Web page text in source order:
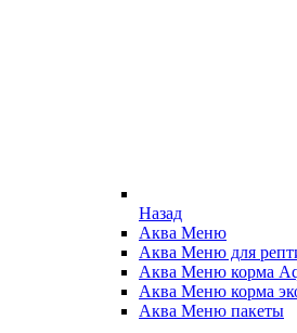
Назад
Аква Меню
Аква Меню для
Аква Меню корма
Аква Меню корма
Аква Меню пакеты